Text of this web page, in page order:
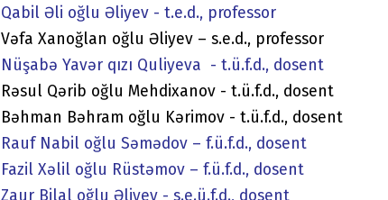
Qabil Əli oğlu Əliyev - t.e.d., professor
Vəfa Xanoğlan oğlu Əliyev – s.e.d., professor
Nüşabə Yavər qızı Quliyeva - t.ü.f.d., dosent
Rəsul Qərib oğlu Mehdixanov - t.ü.f.d., dosent
Bəhman Bəhram oğlu Kərimov - t.ü.f.d., dosent
Rauf Nabil oğlu Səmədov – f.ü.f.d., dosent
Fazil Xəlil oğlu Rüstəmov – f.ü.f.d., dosent
Zaur Bilal oğlu Əliyev - s.e.ü.f.d., dosent